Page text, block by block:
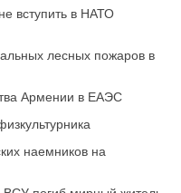
вступить в НАТО
лесных пожаров в
Армении в ЕАЭС
наемников на